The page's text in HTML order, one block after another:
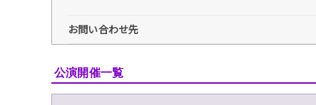
お問い合わせ先
公演開催一覧